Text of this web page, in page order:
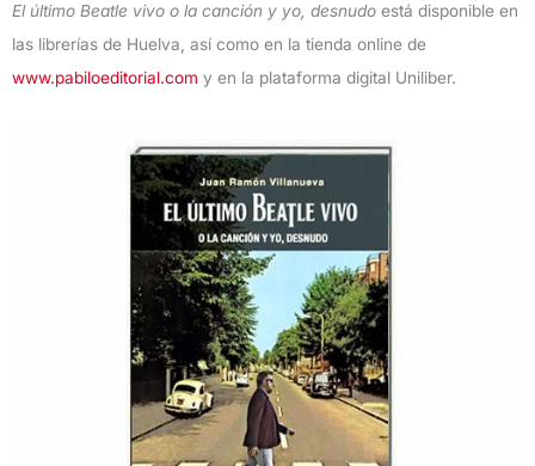
El último Beatle vivo o la canción y yo, desnudo está disponible en
las librerías de Huelva, así como en la tienda online de
www.pabiloeditorial.com y en la plataforma digital Uniliber.